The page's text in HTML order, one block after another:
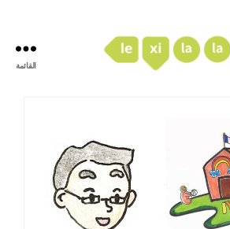
القائمة